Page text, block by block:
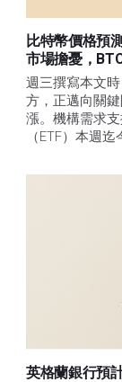
比特幣價格預
市場擔憂，
週三撰寫本文
方，正邁向關
漲。機構需求
（ETF）本週
英格蘭銀行預